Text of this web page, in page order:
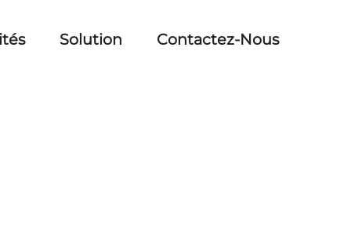
Solution Contactez-Nous